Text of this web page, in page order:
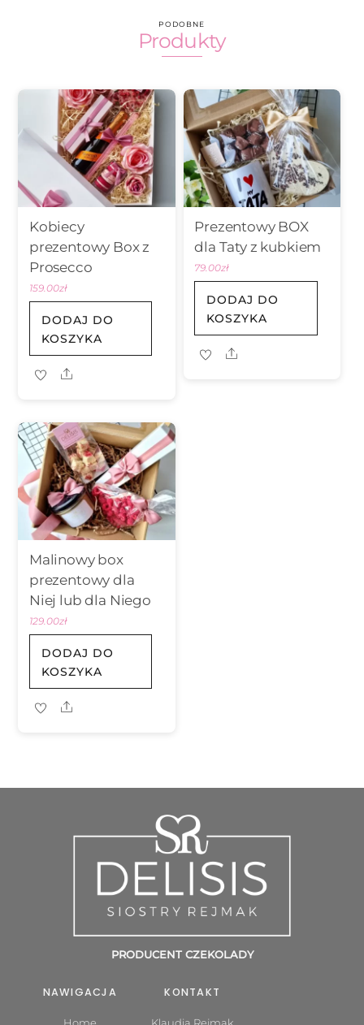
PODOBNE
Produkty
Kobiecy
prezentowy Box z
Prosecco
159.00zł
DODAJ DO
KOSZYKA
Share
Prezentowy BOX
dla Taty z kubkiem
79.00zł
DODAJ DO
KOSZYKA
Share
Malinowy box
prezentowy dla
Niej lub dla Niego
129.00zł
DODAJ DO
KOSZYKA
Share
PRODUCENT CZEKOLADY
NAWIGACJA KONTAKT